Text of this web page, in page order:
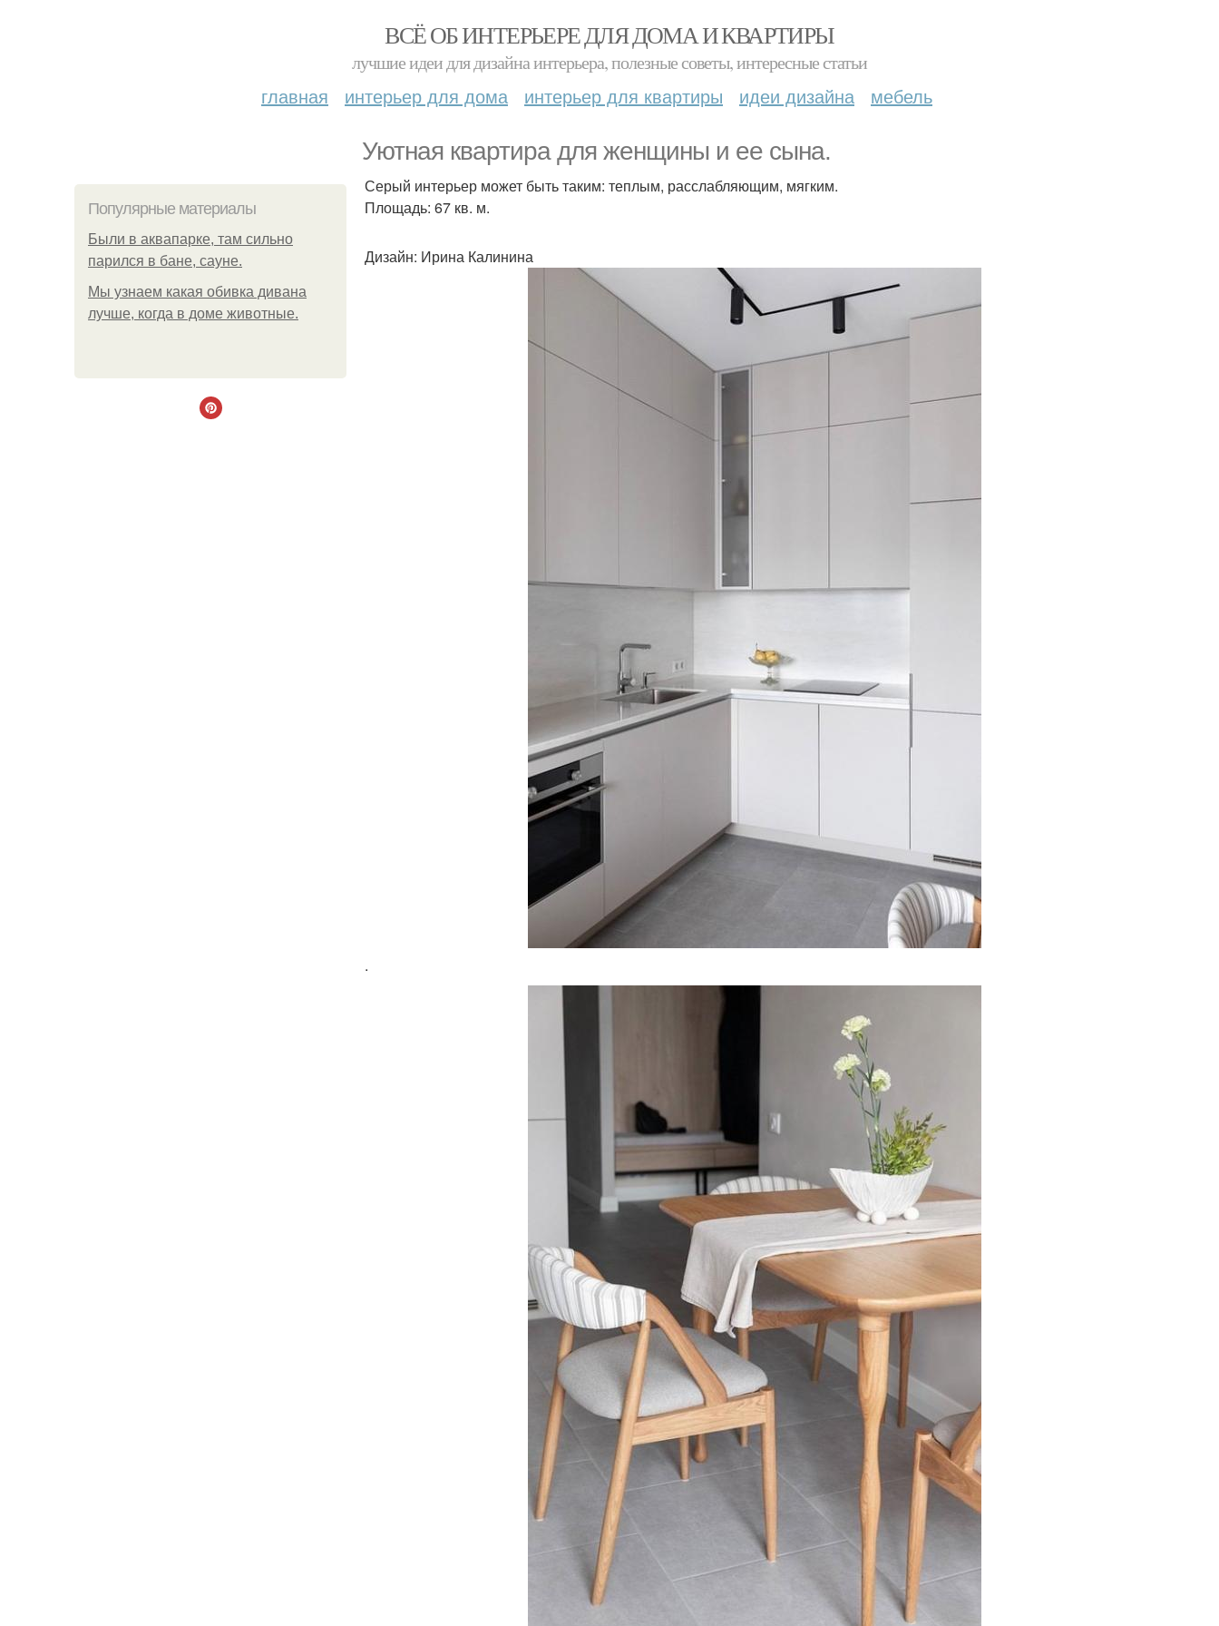
ВСЁ ОБ ИНТЕРЬЕРЕ ДЛЯ ДОМА И КВАРТИРЫ
лучшие идеи для дизайна интерьера, полезные советы, интересные статьи
главная интерьер для дома интерьер для квартиры идеи дизайна мебель
Уютная квартира для женщины и ее сына.
Популярные материалы
Были в аквапарке, там сильно
парился в бане, сауне.
Мы узнаем какая обивка дивана
лучше, когда в доме животные.
Серый интерьер может быть таким: теплым, расслабляющим, мягким.
Площадь: 67 кв. м.
Дизайн: Ирина Калинина
.